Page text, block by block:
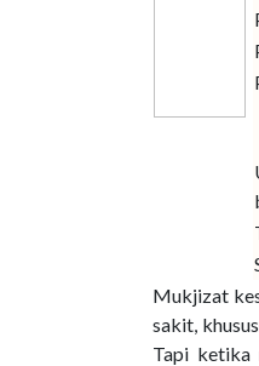
Mukjizat
sakit,
Tapi ketika